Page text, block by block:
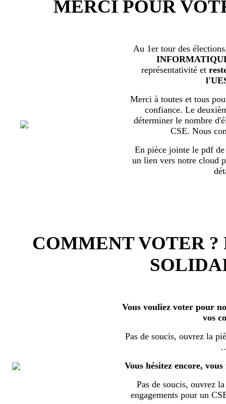
MERCI POUR
Au 1er tour des
représentativité et
Merci à toutes et tous
confiance. Le
déterminer le nombre
CSE. Nous
En pièce jointe le pdf de
un lien vers notre cloud
COMMENT VOTER ?
Vous vouliez voter pour
vos
Pas de soucis, ouvrez la
Vous hésitez encore,
Pas de soucis, ouvrez
engagements pour un